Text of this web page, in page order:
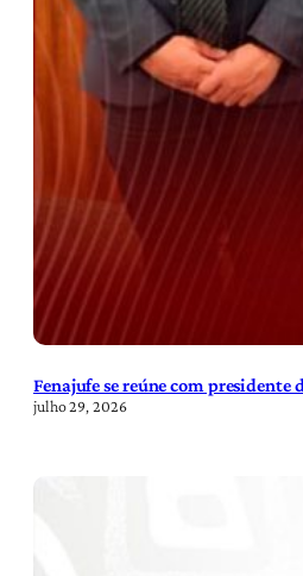
Fenajufe se reúne com presidente
julho 29, 2026